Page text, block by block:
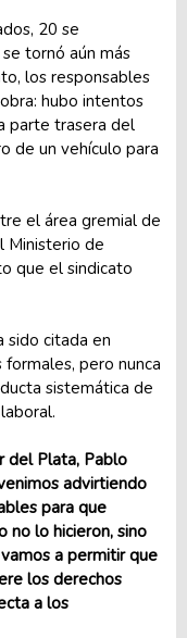
20 se
tornó aún más
los responsables
hubo intentos
parte trasera del
de un vehículo para
el área gremial de
Ministerio de
que el sindicato
sido citada en
pero nunca
sistemática de
del Plata, Pablo
advirtiendo
para que
no lo hicieron, sino
a permitir que
los derechos
a los